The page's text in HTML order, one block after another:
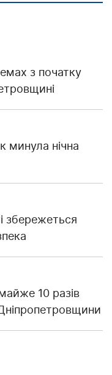
з початку
минула нічна
збережеться
10 разів